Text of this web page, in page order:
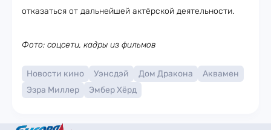
отказаться от дальнейшей актёрской деятельности.
Фото: соцсети, кадры из фильмов
Новости кино Уэнсдэй Дом Дракона
Аквамен
Эзра Миллер
Эмбер Хёрд